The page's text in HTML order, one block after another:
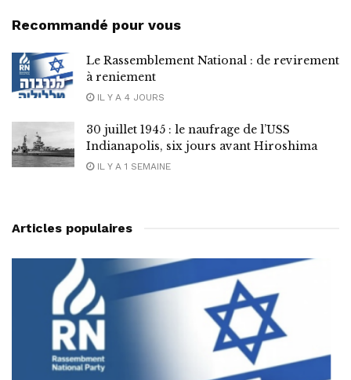
Recommandé pour vous
Le Rassemblement National : de revirement
à reniement
IL Y A 4 JOURS
30 juillet 1945 : le naufrage de l’USS
Indianapolis, six jours avant Hiroshima
IL Y A 1 SEMAINE
Articles populaires